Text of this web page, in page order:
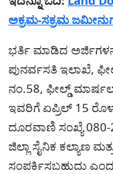
ಅಕ್ರಮ-ಸಕ್ರಮ
ಭರ್ತಿ ಮಾಡಿದ
ಪುನರ್ವಸತಿ ಇಲಾಖೆ,
ನಂ.58, ಫೀಲ್ಡ್
ಇವರಿಗೆ ಏಪ್ರಿಲ್ 15
ದೂರವಾಣಿ ಸಂಖ್ಯೆ
ಜಿಲ್ಲಾ ಸೈನಿಕ ಕಲ್ಯಾಣ
ಸಂಪರ್ಕಿಸಬಹುದು